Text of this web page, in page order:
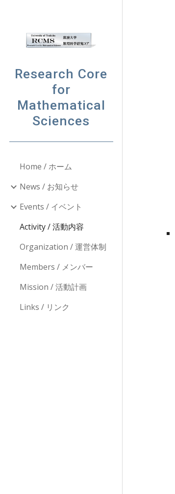
Research Core
for
Mathematical
Sciences
Home / ホーム
News / お知らせ
Events / イベント
Activity / 活動内容
Organization / 運営体制
Members / メンバー
Mission / 活動計画
Links / リンク